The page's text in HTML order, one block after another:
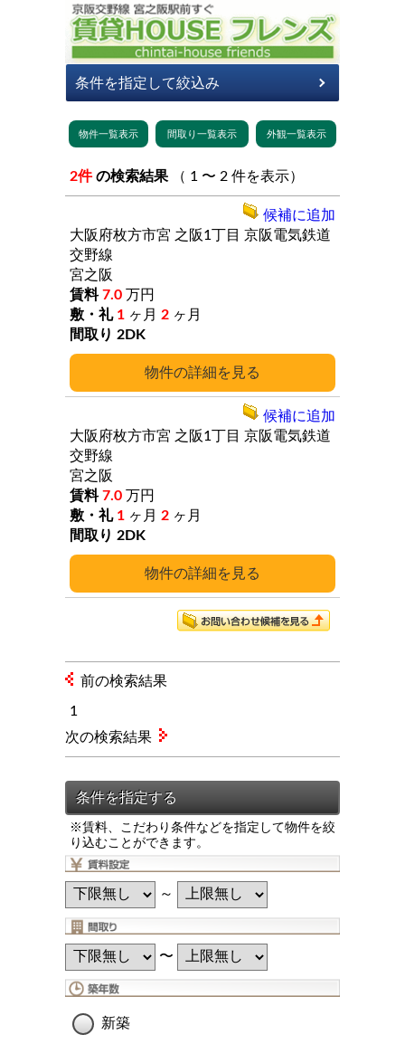
2件 の検索結果 （ 1 〜 2 件を表示）
詳細
大阪府枚方市宮 之阪1丁目 京阪電気鉄道
交野線
宮之阪
7.0 万円
1 ヶ月 2 ヶ月
2DK
候補に追加
詳細
大阪府枚方市宮 之阪1丁目 京阪電気鉄道
交野線
宮之阪
7.0 万円
1 ヶ月 2 ヶ月
2DK
候補に追加
前の検索結果
1
※賃料、こだわり条件などを指定して物件を絞
り込むことができます。
～
〜
新築